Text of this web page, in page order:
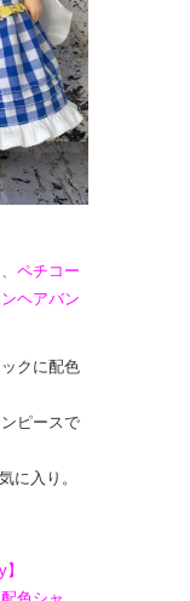
ペチコー
ヘアバン
クに配色
ピースで
に入り。